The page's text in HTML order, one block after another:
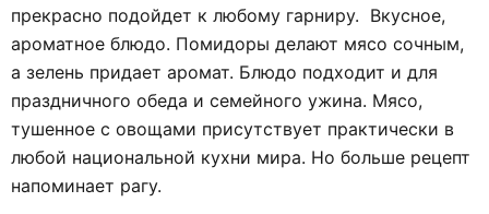
прекрасно подойдет к любому гарниру. Вкусное,
ароматное блюдо. Помидоры делают мясо сочным,
а зелень придает аромат. Блюдо подходит и для
праздничного обеда и семейного ужина. Мясо,
тушенное с овощами присутствует практически в
любой национальной кухни мира. Но больше рецепт
напоминает рагу.